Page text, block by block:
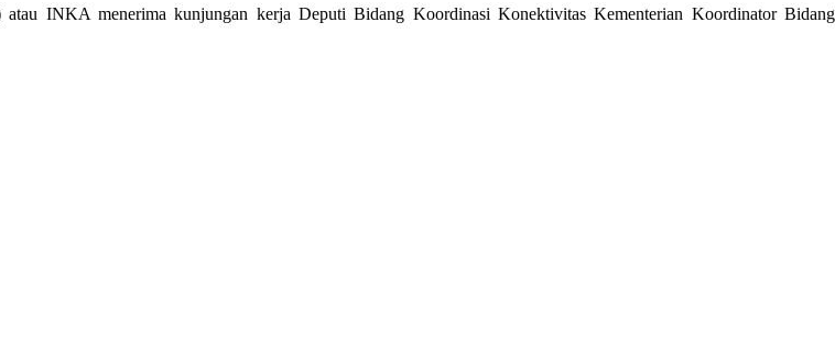
INKA menerima kunjungan kerja Deputi Bidang Koordinasi Konektivitas Kementerian Koordinator Bidang